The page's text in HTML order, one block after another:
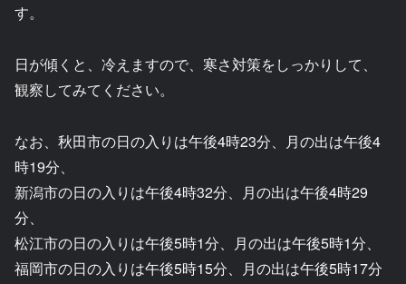
す。
日が傾くと、冷えますので、寒さ対策をしっかりして、
観察してみてください。
なお、秋田市の日の入りは午後4時23分、月の出は午後4
時19分、
新潟市の日の入りは午後4時32分、月の出は午後4時29
分、
松江市の日の入りは午後5時1分、月の出は午後5時1分、
福岡市の日の入りは午後5時15分、月の出は午後5時17分